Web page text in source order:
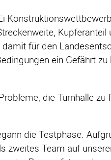
für den
ein Gefährt
die Turnhalle zu
die Testphase.
zweites Team auf